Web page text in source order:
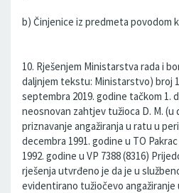
b) Činjenice iz predmeta povodom
10. Rješenjem Ministarstva rada i
daljnjem tekstu: Ministarstvo) broj
septembra 2019. godine tačkom 1.
neosnovan zahtjev tužioca D. M.
priznavanje angažiranja u ratu u
decembra 1991. godine u TO
1992. godine u VP 7388 (8316)
rješenja utvrđeno je da je u
evidentirano tužiočevo angažiranje